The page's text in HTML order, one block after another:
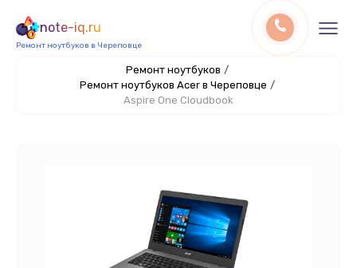
note-iq.ru
Ремонт ноутбуков в Череповце
Ремонт ноутбуков /
Ремонт ноутбуков Acer в Череповце /
Aspire One Cloudbook